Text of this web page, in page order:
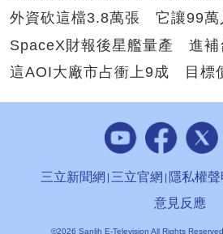
外資砍這檔3.8萬張 它讓99萬
SpaceX財報後星艦量產 進補
這AOI大廠市占衝上9成 目標
三立新聞網 三立官網 隱私權聲
意見反應
©2026 Sanlih E-Television All Rights